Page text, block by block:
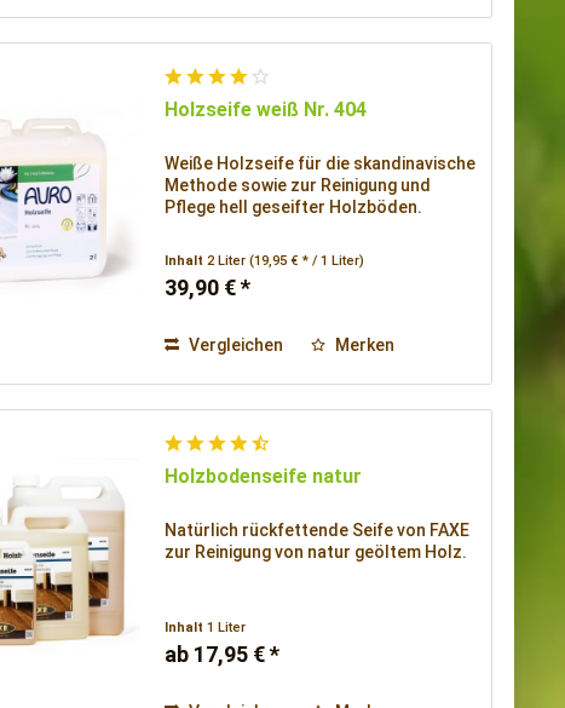
Holzseife weiß Nr. 404
Weiße Holzseife für die skandinavische
Methode sowie zur Reinigung und
Pflege hell geseifter Holzböden.
Inhalt2 Liter(19,95 € * / 1 Liter)
39,90 € *
Vergleichen Merken
Holzbodenseife natur
Natürlich rückfettende Seife von FAXE
zur Reinigung von natur geöltem Holz.
Inhalt1 Liter
ab 17,95 € *